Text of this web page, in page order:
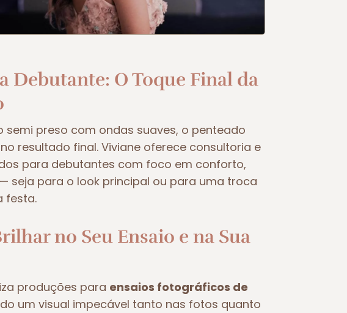
Debutante: O Toque Final da
semi preso com ondas suaves, o penteado
resultado final. Viviane oferece consultoria e
para debutantes com foco em conforto,
seja para o look principal ou para uma troca
festa.
no Seu Ensaio e na Sua
produções para ensaios fotográficos de
um visual impecável tanto nas fotos quanto